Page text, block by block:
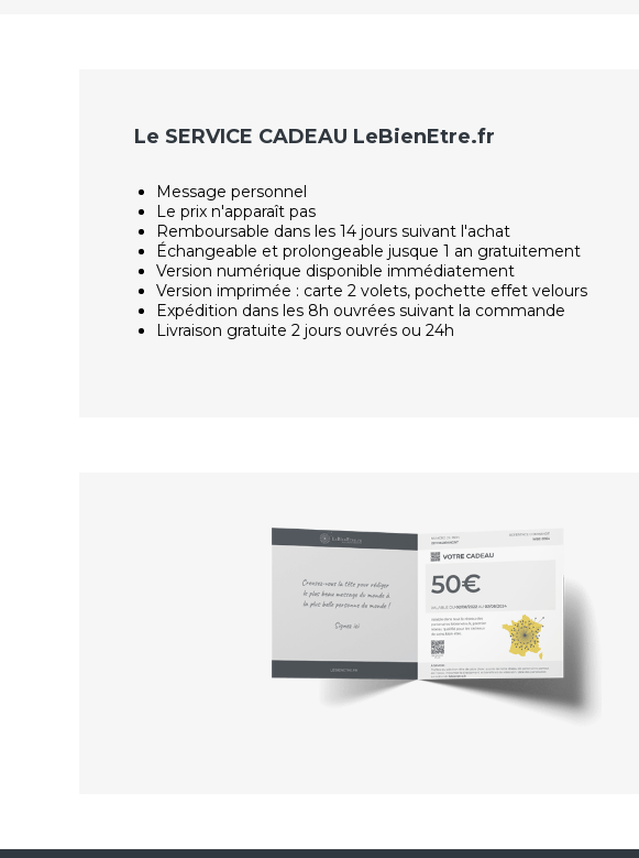
Le SERVICE CADEAU LeBienEtre.fr
Message personnel
Le prix n'apparaît pas
Remboursable dans les 14 jours suivant l'achat
Échangeable et prolongeable jusque 1 an gratuitement
Version numérique disponible immédiatement
Version imprimée : carte 2 volets, pochette effet velours
Expédition dans les 8h ouvrées suivant la commande
Livraison gratuite 2 jours ouvrés ou 24h